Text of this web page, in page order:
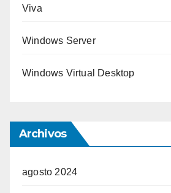
Viva
Windows Server
Windows Virtual Desktop
Archivos
agosto 2024